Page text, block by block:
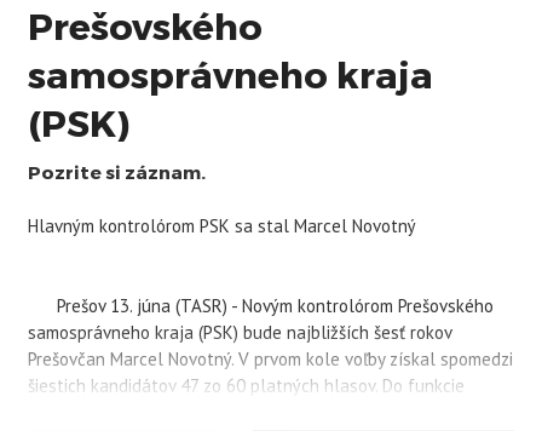
Prešovského
samosprávneho kraja
(PSK)
Pozrite si záznam.
Hlavným kontrolórom PSK sa stal Marcel Novotný
Prešov 13. júna (TASR) - Novým kontrolórom Prešovského
samosprávneho kraja (PSK) bude najbližších šesť rokov
Prešovčan Marcel Novotný. V prvom kole voľby získal spomedzi
šiestich kandidátov 47 zo 60 platných hlasov. Do funkcie